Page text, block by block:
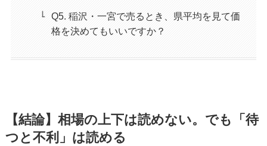
Q5. 稲沢・一宮で売るとき、県平均を見て価
格を決めてもいいですか？
【結論】相場の上下は読めない。でも「待
つと不利」は読める